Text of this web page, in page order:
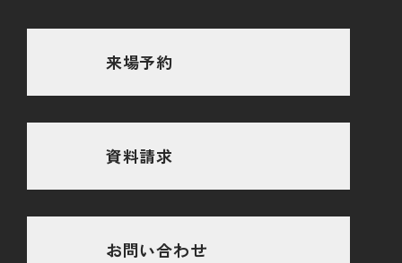
来場予約
資料請求
お問い合わせ